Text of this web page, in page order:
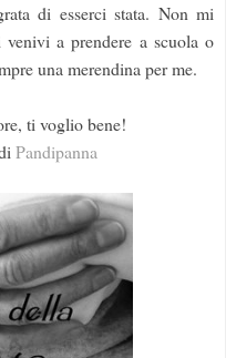
di esserci stata. Non mi
a prendere a scuola o
una merendina per me.
ti voglio bene!
Pandipanna